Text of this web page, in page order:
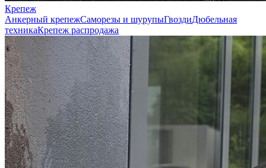
Крепеж
Анкерный крепежСаморезы и шурупыГвоздиДюбельная
техникаКрепеж распродажа